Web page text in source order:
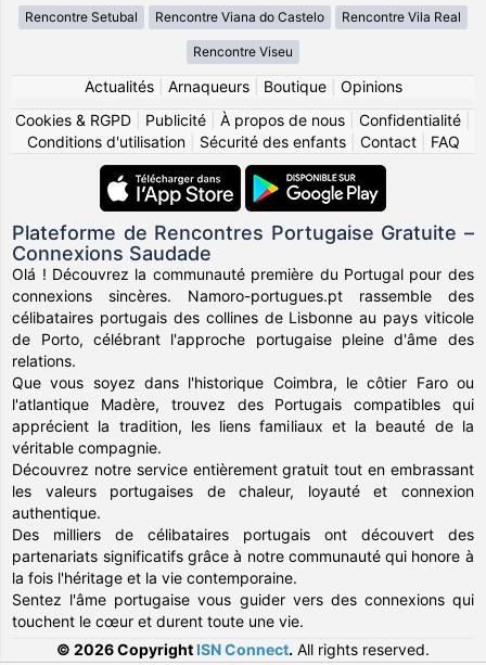
Rencontre Setubal Rencontre Viana do Castelo Rencontre Vila Real
Rencontre Viseu
Actualités| Arnaqueurs| Boutique| Opinions
Cookies & RGPD
Publicité À propos de nous Confidentialité
Conditions d'utilisation| Sécurité des enfants| Contact| FAQ
Plateforme de Rencontres Portugaise Gratuite –
Connexions Saudade
Olá ! Découvrez la communauté première du Portugal pour des
connexions sincères. Namoro-portugues.pt rassemble des
célibataires portugais des collines de Lisbonne au pays viticole
de Porto, célébrant l'approche portugaise pleine d'âme des
relations.
Que vous soyez dans l'historique Coimbra, le côtier Faro ou
l'atlantique Madère, trouvez des Portugais compatibles qui
apprécient la tradition, les liens familiaux et la beauté de la
véritable compagnie.
Découvrez notre service entièrement gratuit tout en embrassant
les valeurs portugaises de chaleur, loyauté et connexion
authentique.
Des milliers de célibataires portugais ont découvert des
partenariats significatifs grâce à notre communauté qui honore à
la fois l'héritage et la vie contemporaine.
Sentez l'âme portugaise vous guider vers des connexions qui
touchent le cœur et durent toute une vie.
© 2026 Copyright ISN Connect. All rights reserved.